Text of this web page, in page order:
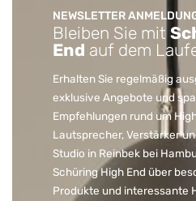
NEWSLETTER
Bleiben Sie mit
End auf dem
Erhalten Sie regelmäßig
exklusive Angebote und
Empfehlungen rund um
Lautsprecher, Verstärker
Studio in Reinbek bei
Schüring High End über
Produkte und interessante